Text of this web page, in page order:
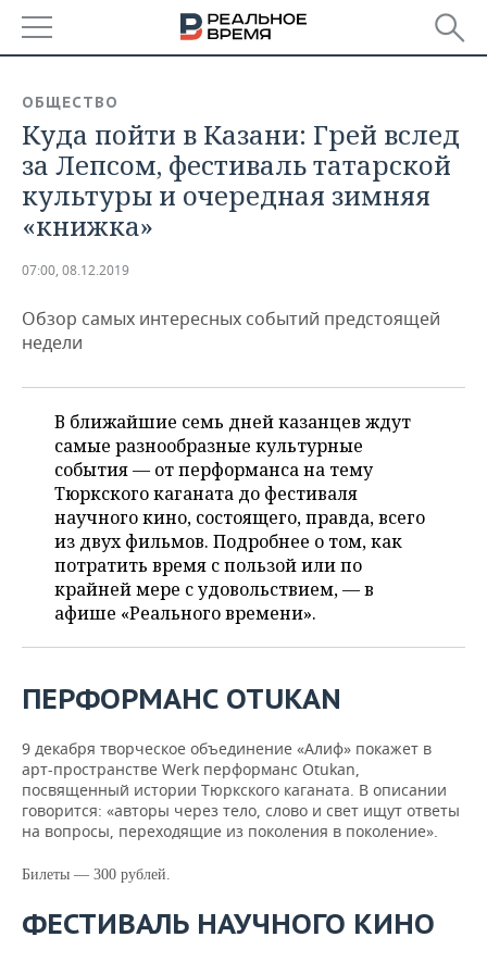
БАШКОРТОСТАН
ТАТАРСТАН
УДМУРТИЯ
НОВОСТИ
АНАЛИТИКА
НОВОСТИ АНАЛИТИКИ
ДЕКЛАРАЦИИ О ДОХОДАХ
КОРОЛИ ГОСЗАКАЗА ПФО
КОМУ ПРИНАДЛЕЖАТ
ТОРГОВЫЕ ЦЕНТРЫ
ТАТАРСТАНА
ЭКОНОМИКА
НОВОСТИ ЭКОНОМИКИ
ФИНАНСЫ
БЮДЖЕТ
ИНВЕСТИЦИИ
ПРОМЫШЛЕННОСТЬ
НОВОСТИ
ПРОМЫШЛЕННОСТИ
АГРОПРОМ
МАШИНОСТРОЕНИЕ
НЕФТЕХИМИЯ
НЕФТЬ
ОПК
ЭНЕРГЕТИКА
НЕДВИЖИМОСТЬ
НОВОСТИ АВТО
БИЗНЕС
НОВОСТИ БИЗНЕСА
РОЗНИЧНАЯ ТОРГОВЛЯ
ТРАНСПОРТ
УСЛУГИ
ТЕХНОЛОГИИ
НОВОСТИ ТЕХНОЛОГИЙ
МЕДИА
МЕРОПРИЯТИЯ
НОВОСТИ МЕРОПРИЯТИЙ
ВЫЕЗДНАЯ РЕДАКЦИЯ
ОТКРЫТАЯ ЛЕКЦИЯ
СПОРТ
НОВОСТИ СПОРТА
БАСКЕТБОЛ
ВОЛЕЙБОЛ
КИБЕРСПОРТ
ФИГУРНОЕ КАТАНИЕ
ОБЩЕСТВО
ИНФРАСТРУКТУРА
ИСТОРИЯ
КУЛЬТУРА
МЕДИЦИНА
СПРАВОЧНИК
СПИСОК ПЕРСОН
СПИСОК КОМПАНИЙ
ПОЛНАЯ ВЕРСИЯ
ОБЩЕСТВО
Куда пойти в Казани: Грей вслед
за Лепсом, фестиваль татарской
культуры и очередная зимняя
«книжка»
07:00, 08.12.2019
Обзор самых интересных событий предстоящей
недели
В ближайшие семь дней казанцев ждут
самые разнообразные культурные
события — от перформанса на тему
Тюркского каганата до фестиваля
научного кино, состоящего, правда, всего
из двух фильмов. Подробнее о том, как
потратить время с пользой или по
крайней мере с удовольствием, — в
афише «Реального времени».
ПЕРФОРМАНС OTUKAN
9 декабря творческое объединение «Алиф» покажет в
арт-пространстве Werk перформанс Otukan,
посвященный истории Тюркского каганата. В описании
говорится: «авторы через тело, слово и свет ищут ответы
на вопросы, переходящие из поколения в поколение».
Билеты — 300 рублей.
ФЕСТИВАЛЬ НАУЧНОГО КИНО